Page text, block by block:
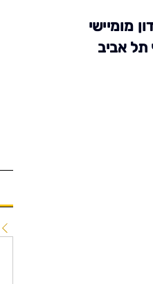
מומיישי
תל אביב